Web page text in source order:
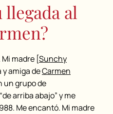
al
Mi madre [Sunchy
amiga deCarmen
un grupo de
arriba abajo” y me
Me encantó. Mi madre